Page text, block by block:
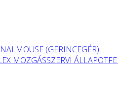
(GERINCEGÉR)
MOZGÁSSZERVI